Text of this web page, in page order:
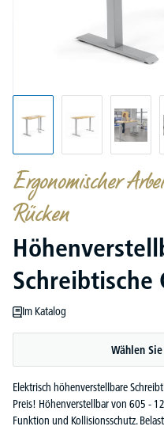
Ergonomischer
Rücken
Schreibtische
Im Katalog
Wählen
Elektrisch höhenverstellbare
Preis! Höhenverstellbar von 605 -
Funktion und Kollisionsschutz.